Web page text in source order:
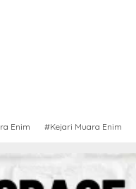
Enim #Kejari Muara Enim